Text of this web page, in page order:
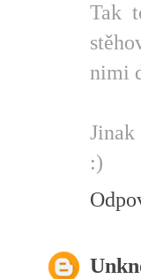
Tak
nimi
Jinak
:)